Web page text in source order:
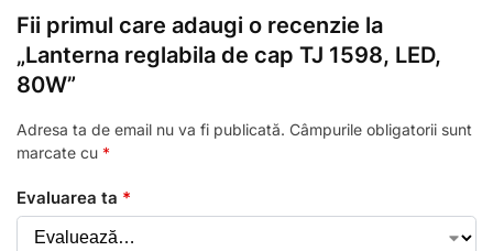
Fii primul care adaugi o recenzie la
„Lanterna reglabila de cap TJ 1598, LED,
80W”
Adresa ta de email nu va fi publicată. Câmpurile obligatorii sunt
marcate cu *
Evaluarea ta *